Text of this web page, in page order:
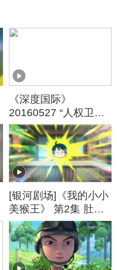
《深度国际》
20160527 “人权卫
士”的人权纪录
[银河剧场]《我的小小
美猴王》 第2集 肚子
里的秘密